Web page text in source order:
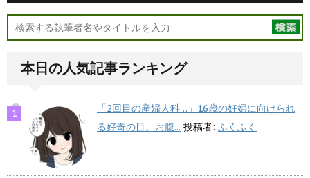
本日の人気記事ランキング
「2回目の産婦人科…」16歳の妊婦に向けられ
る好奇の目。お腹... 投稿者: ふくふく